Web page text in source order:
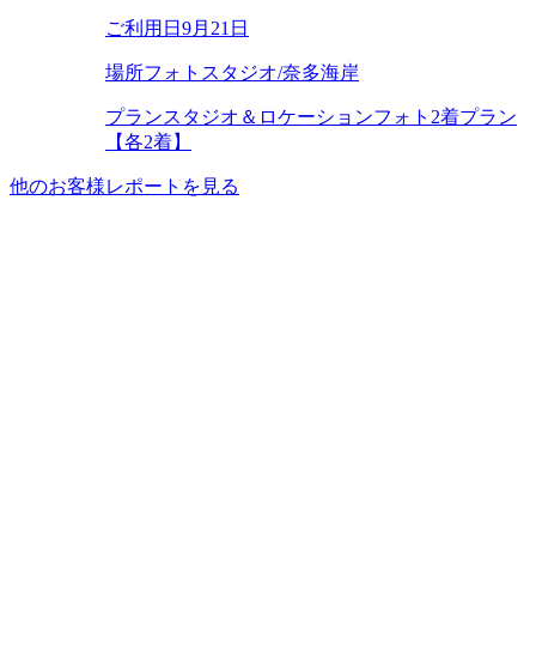
ご利用日 9月21日
場所フォトスタジオ/奈多海岸
プランスタジオ＆ロケーションフォト2着プラン
【各2着】
他のお客様レポートを見る